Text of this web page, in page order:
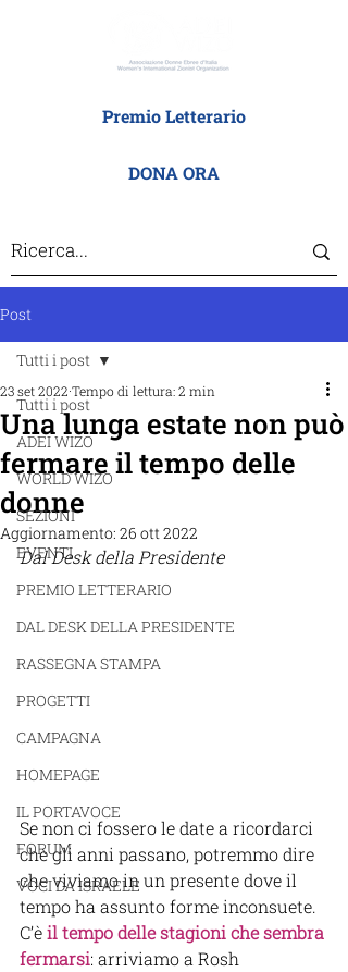
Premio Letterario
DONA ORA
Post
Tutti i post
ADEI WIZO
WORLD WIZO
SEZIONI
EVENTI
PREMIO LETTERARIO
DAL DESK DELLA PRESIDENTE
RASSEGNA STAMPA
PROGETTI
CAMPAGNA
HOMEPAGE
IL PORTAVOCE
FORUM
VOCI DA ISRAELE
Tutti i post
Una lunga estate non può
fermare il tempo delle
donne
23 set 2022 Tempo di lettura: 2 min
Aggiornamento: 26 ott 2022
Dal Desk della Presidente
Se non ci fossero le date a ricordarci
che gli anni passano, potremmo dire
che viviamo in un presente dove il
tempo ha assunto forme inconsuete.
C’èil tempo delle stagioni che sembra
fermarsi: arriviamo a Rosh